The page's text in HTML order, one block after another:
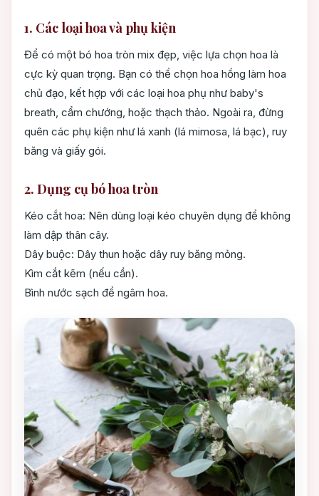
1. Các loại hoa và phụ kiện
Để có một bó hoa tròn mix đẹp, việc lựa chọn hoa là
cực kỳ quan trọng. Bạn có thể chọn hoa hồng làm hoa
chủ đạo, kết hợp với các loại hoa phụ như baby's
breath, cẩm chướng, hoặc thạch thảo. Ngoài ra, đừng
quên các phụ kiện như lá xanh (lá mimosa, lá bạc), ruy
băng và giấy gói.
2. Dụng cụ bó hoa tròn
Kéo cắt hoa: Nên dùng loại kéo chuyên dụng để không
làm dập thân cây.
Dây buộc: Dây thun hoặc dây ruy băng mỏng.
Kìm cắt kẽm (nếu cần).
Bình nước sạch để ngâm hoa.